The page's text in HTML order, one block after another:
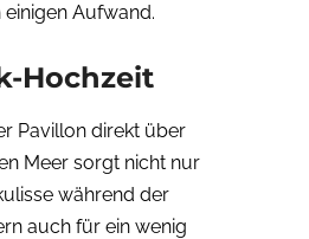
Aufwand.
Hochzeit
Pavillon direkt über
Meer sorgt nicht nur
während der
auch für ein wenig